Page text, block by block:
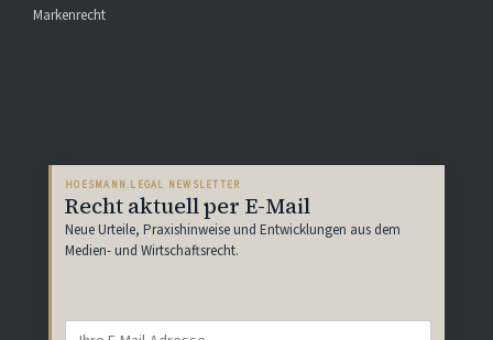
Markenrecht
HOESMANN.LEGAL NEWSLETTER
Recht aktuell per E-Mail
Neue Urteile, Praxishinweise und Entwicklungen aus dem
Medien- und Wirtschaftsrecht.